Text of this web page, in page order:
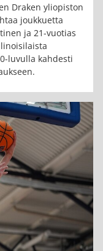
Draken yliopiston
joukkuetta
ja 21-vuotias
luvulla kahdesti